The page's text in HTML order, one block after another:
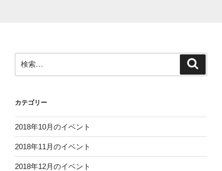
索:
カテゴリー
2018年10月のイベント
2018年11月のイベント
2018年12月のイベント